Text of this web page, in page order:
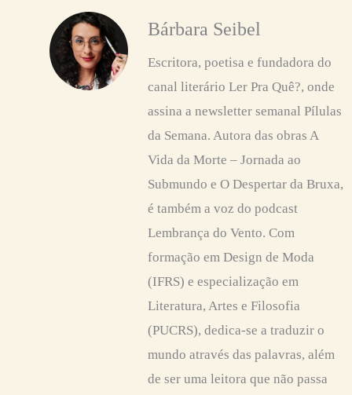
Bárbara Seibel
Escritora, poetisa e fundadora do
canal literário Ler Pra Quê?, onde
assina a newsletter semanal Pílulas
da Semana. Autora das obras A
Vida da Morte – Jornada ao
Submundo e O Despertar da Bruxa,
é também a voz do podcast
Lembrança do Vento. Com
formação em Design de Moda
(IFRS) e especialização em
Literatura, Artes e Filosofia
(PUCRS), dedica-se a traduzir o
mundo através das palavras, além
de ser uma leitora que não passa